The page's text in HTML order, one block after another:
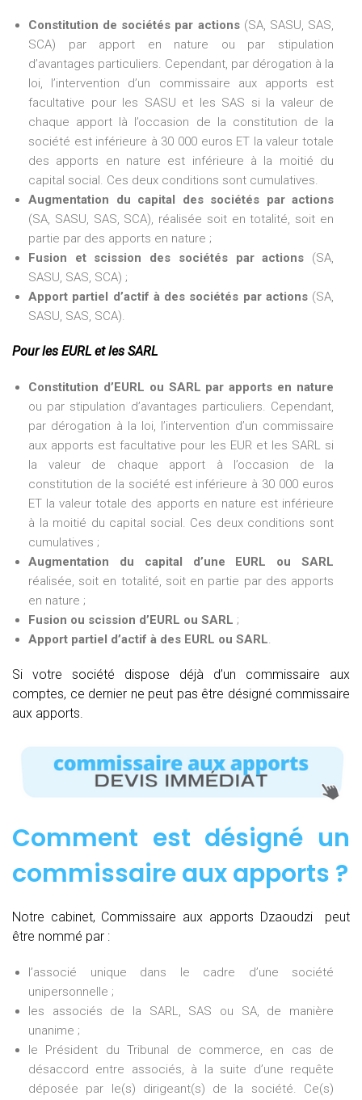
Constitution de sociétés par actions(SA, SASU, SAS,
SCA) par apport en nature ou par stipulation
d’avantages particuliers. Cependant, par dérogation à la
loi, l’intervention d’un commissaire aux apports est
facultative pour les SASU et les SAS si la valeur de
chaque apport là l’occasion de la constitution de la
société est inférieure à 30 000 euros ET la valeur totale
des apports en nature est inférieure à la moitié du
capital social. Ces deux conditions sont cumulatives.
Augmentation du capital des sociétés par actions
(SA, SASU, SAS, SCA), réalisée soit en totalité, soit en
partie par des apports en nature ;
Fusion et scission des sociétés par actions (SA,
SASU, SAS, SCA) ;
Apport partiel d’actif à des sociétés par actions(SA,
SASU, SAS, SCA).
Pour les EURL et les SARL
Constitution d’EURL ou SARL par apports en nature
ou par stipulation d’avantages particuliers. Cependant,
par dérogation à la loi, l’intervention d’un commissaire
aux apports est facultative pour les EUR et les SARL si
la valeur de chaque apport à l’occasion de la
constitution de la société est inférieure à 30 000 euros
ET la valeur totale des apports en nature est inférieure
à la moitié du capital social. Ces deux conditions sont
cumulatives ;
Augmentation du capital d’une EURL ou SARL
réalisée, soit en totalité, soit en partie par des apports
en nature ;
Fusion ou scission d’EURL ou SARL ;
Apport partiel d’actif à des EURL ou SARL.
Si votre société dispose déjà d’un commissaire aux
comptes, ce dernier ne peut pas être désigné commissaire
aux apports.
Comment est désigné un
commissaire aux apports ?
Notre cabinet, Commissaire aux apports Dzaoudzi peut
être nommé par :
l’associé unique dans le cadre d’une société
unipersonnelle ;
les associés de la SARL, SAS ou SA, de manière
unanime ;
le Président du Tribunal de commerce, en cas de
désaccord entre associés, à la suite d’une requête
déposée par le(s) dirigeant(s) de la société. Ce(s)